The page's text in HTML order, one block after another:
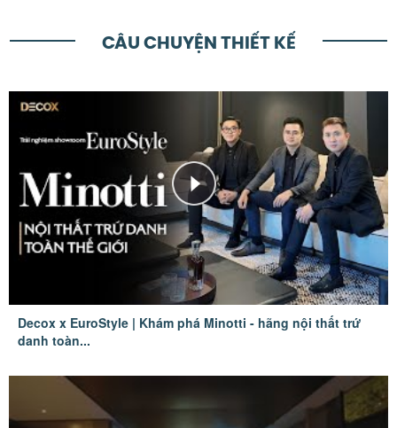
CÂU CHUYỆN THIẾT KẾ
Decox x EuroStyle | Khám phá Minotti - hãng nội thất trứ
danh toàn...